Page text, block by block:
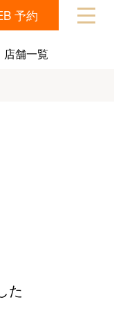
予約
店舗一覧
た